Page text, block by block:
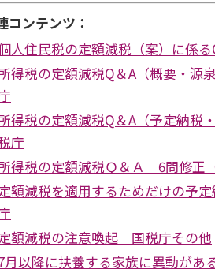
コンテンツ：
人住民税の定額減税（案）に係
得税の定額減税Q＆A（概要・
得税の定額減税Q＆A（予定納
庁
得税の定額減税Ｑ＆Ａ 6問修正
額減税を適用するためだけの予
額減税の注意喚起 国税庁その他
月以降に扶養する家族に異動があ